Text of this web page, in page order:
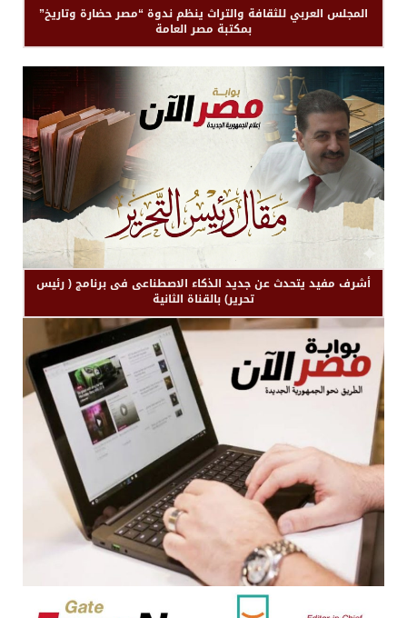
المجلس العربي للثقافة والتراث ينظم ندوة “مصر حضارة وتاريخ”
بمكتبة مصر العامة
أشرف مفيد يتحدث عن جديد الذكاء الاصطناعى فى برنامج ( رئيس
تحرير) بالقناة الثانية